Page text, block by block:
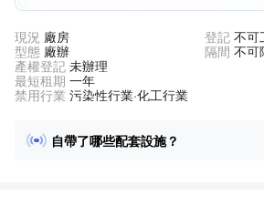
現況 廠房
型態 廠辦
產權登記 未辦理
最短租期 一年
登記 不可
隔間 不可
禁用行業 污染性行業·化工行業
自帶了哪些配套設施？